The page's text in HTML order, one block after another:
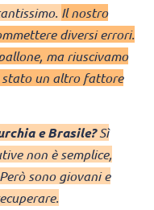
Il nostro
diversi errori.
ma riuscivamo
stato un altro fattore
e Brasile?Sì
non è semplice,
sono giovani e